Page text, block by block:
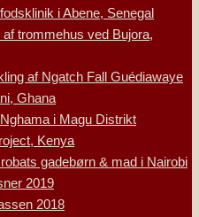
i Abene, Senegal
trommehus ved Bujora,
af Ngatch Fall Guédiawaye
Ghana
i Magu Distrikt
Kenya
gadebørn & mad i Nairobi
2019
2018